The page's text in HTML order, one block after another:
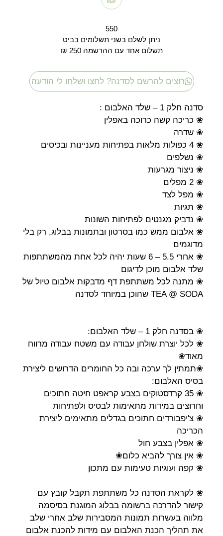
550
ניתן לשלם בשני תשלומים בביט
תשלום אחד עם ההרשמה 250 ₪
רוצים להרשם לסדנה? לחצו ושלחו לי הודעה
סדנה חלק 1 – שלד האלבום :
❀ כריכה קשה כרוכה באפלין
❀ שדרה
❀ 4 כפולות מלאות בפתיחות מעניינות ובכיסים
❀ נשלפים
❀ ניצור מגרעות
❀ 2 מפלים
❀ מפל לצד
❀ תגיות
❀ נדביק מגנטים לפתיחות השונות
❀ אלבום ממש כמו בסרטון ובתמונות בבלוג, רק בלי
מדוגמים
❀ אחרי 5.5 – 6 שעות יהיה לכל אחת מהמשתתפות
שלד אלבום מוכן לדיגום
❀ מתנה לכל משתתפת דף מדבקות אלבום טיול של
TEA @ SODA שהוכן במיוחד לסדנה
❀ בסדנה חלק 1 – שלד האלבום:
❀ לכל יוצרת שולחן עבודה עם משטח עבודה מרווח
מאוד❀
❀תמתין לך ערכה ובה כל החומרים הדרושים ליצירת
בסיס האלבום:
❀ 35 קרדסטוקים בצבע קראפט חיטה חתוכים
וחרוצים במידות מתאימות לבסיס ולפתיחות
❀ צ'יפבורדים חתוכים בגדלים מתאימים ליצירת
הכריכה
❀ אפלין בצבע חול
❀ אין צורך להביא כלום❀
❀ קפה ועוגיות טעימות עם מתכון
❀ לקראת הסדנה כל משתתפת תקבל קובץ עם
קישור להדרכה ברשומה בבלוג המוגנת בסיסמה
מלווה בעשרות תמונות המסבירות שלב אחרי שלב
את תהליך הכנת האלבום עם מידות להכנת אלבום